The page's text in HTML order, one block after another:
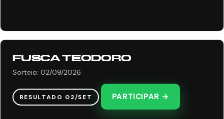
FUSCA TEODORO
Sorteio: 02/09/2026
RESULTADO 02/SET PARTICIPAR →